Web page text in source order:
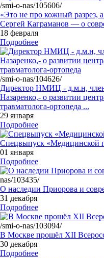
/smi-o-nas/105606/
«Это не про кожный разрез,
Сергей Каграманов — о
18 февраля
Подробнее
/smi-o-nas/104626/
Директор НМИЦ - д.м.н,
Назаренко,- о развитии
травматолога-ортопеда ...
29 января
Подробнее
Спецвыпуск «Медицинской
01 января
Подробнее
nas/103435/
О наследии Приорова и
31 декабря
Подробнее
/smi-o-nas/103094/
В Москве прошёл XII
30 декабря
Подробнее